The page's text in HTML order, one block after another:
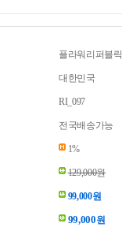
플라워리퍼블릭
대한민국
RI_097
전국배송가능
1%
129,000원
99,000원
99,000원